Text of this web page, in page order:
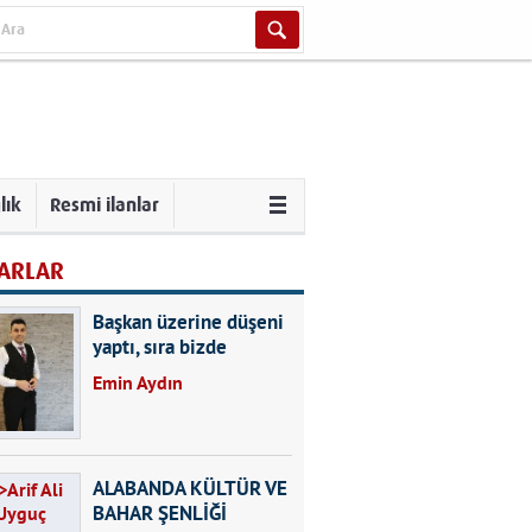
Resmi ilanlar
Başkan üzerine düşeni
yaptı, sıra bizde
Emin Aydın
ALABANDA KÜLTÜR VE
BAHAR ŞENLİĞİ